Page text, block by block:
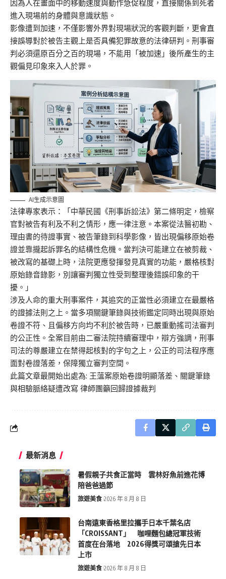
因為人在畫面中的移動速度與動作急促程度，直接關係到死者
進入現場前的身體與意識狀態。
影像遭到加速，不僅影響外界對現場狀況的客觀判斷，更會直
接誤導對於被告主觀上是否具備犯罪故意的法律研判。刑事審
判必須還原百分之百的現場，不能用「被加速」後所產生的主
觀偏見印象來入人於罪。
AI生成示意圖
法律專家表示：「中華民國《刑事訴訟法》第二條明定，檢察
官對被告有利及不利之情形，應一律注意。本案從法醫初勘、
理由書的待證事實、被告筆錄到科學影像，皆出現偏移原始卷
證並靠攏起訴罪名的結構性危機。當判決可能建立在被剪裁、
被改寫的基礎上時，法院更應發揮發見真實的功能，嚴格核對
原始錄音錄影，別讓審判獨立性受到整理後錯誤印象的干
擾。」
涉及人命的重大刑事案件，其追究的正當性必須建立在最嚴格
的證據法則之上。當多項關鍵筆錄與技術鑑定同時出現與原始
卷證不符、且偏移方向均不利於被告時，已嚴重動搖司法審判
的公正性。全案目前由二審法院持續審理中，辯方強調，刑事
司法的尊嚴建立在禁得起核對的字句之上，公正的司法程序應
面對卷證落差，保障獨立審判空間。
此篇文章最開始出處為: 王薀案原始卷證明顯落差、關鍵筆錄
與相驗脈絡疑遭改寫 律師團籲回歸證據裁判
最新消息
暑假親子共食正當時 雲林好魚前進花博
陪爸爸過節
旅遊美食 2026 年 8 月 8 日
台南遠東香格里拉攜手日本千葉名店
「CROISSANT」 咖哩麵包總冠軍技術
首度在台落地 2026得獎可頌搶先日本
上市
旅遊美食 2026 年 8 月 8 日